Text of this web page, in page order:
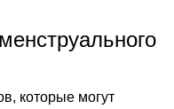
которые могут